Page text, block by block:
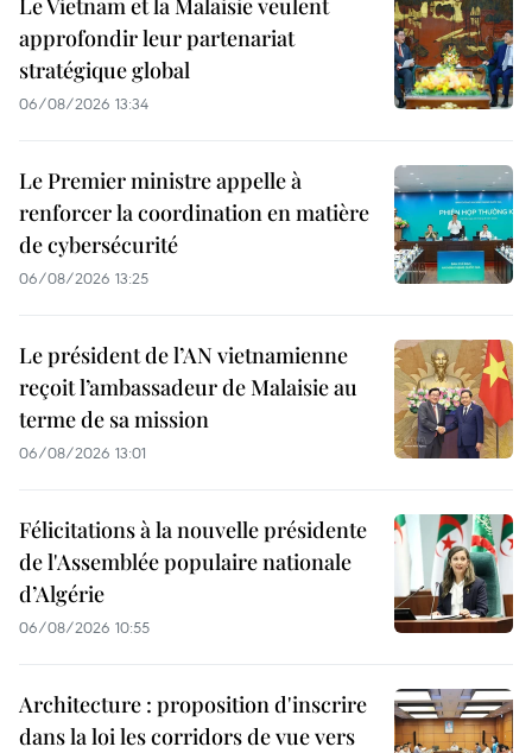
Le Vietnam et la Malaisie veulent
approfondir leur partenariat
stratégique global
06/08/2026 13:34
Le Premier ministre appelle à
renforcer la coordination en matière
de cybersécurité
06/08/2026 13:25
Le président de l’AN vietnamienne
reçoit l’ambassadeur de Malaisie au
terme de sa mission
06/08/2026 13:01
Félicitations à la nouvelle présidente
de l'Assemblée populaire nationale
d’Algérie
06/08/2026 10:55
Architecture : proposition d'inscrire
dans la loi les corridors de vue vers